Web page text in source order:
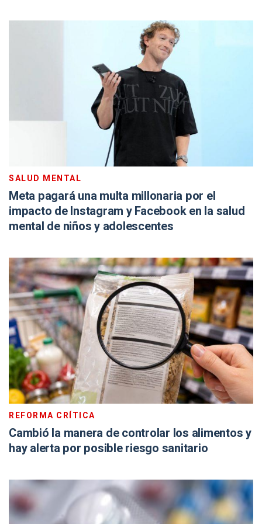
SALUD MENTAL
Meta pagará una multa millonaria por el
impacto de Instagram y Facebook en la salud
mental de niños y adolescentes
REFORMA CRÍTICA
Cambió la manera de controlar los alimentos y
hay alerta por posible riesgo sanitario